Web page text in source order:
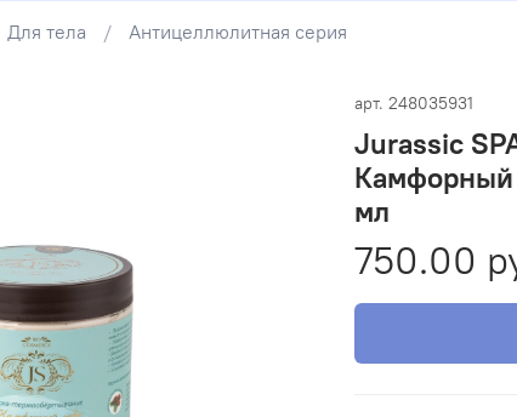
Для тела Антицеллюлитная серия
арт. 248035931
Jurassic
Камфорный
мл
750.00